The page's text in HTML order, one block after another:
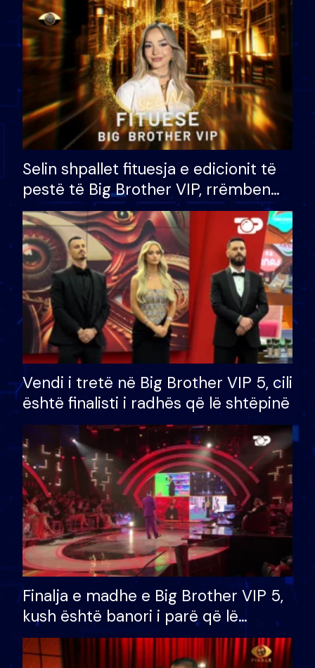
Selin shpallet fituesja e edicionit të
pestë të Big Brother VIP, rrëmben
çmimin e madh prej 100 mijë eurosh
Vendi i tretë në Big Brother VIP 5, cili
është finalisti i radhës që lë shtëpinë
Finalja e madhe e Big Brother VIP 5,
kush është banori i parë që lë
shtëpinë dhe humb mundësinë për
të fituar çmimin e madh